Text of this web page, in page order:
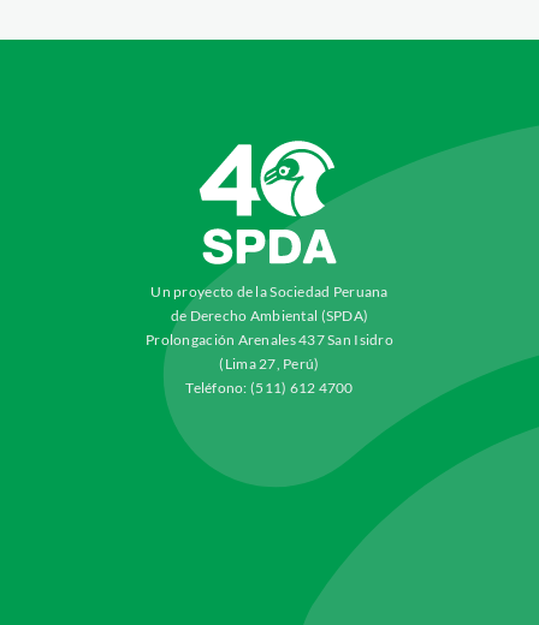
Un proyecto de la Sociedad Peruana
de Derecho Ambiental (SPDA)
Prolongación Arenales 437 San Isidro
(Lima 27, Perú)
Teléfono: (511) 612 4700